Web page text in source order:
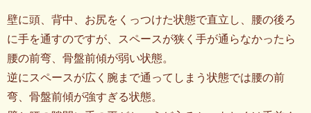
壁に頭、背中、お尻をくっつけた状態で直立し、腰の後ろ
に手を通すのですが、スペースが狭く手が通らなかったら
腰の前弯、骨盤前傾が弱い状態。
逆にスペースが広く腕まで通ってしまう状態では腰の前
弯、骨盤前傾が強すぎる状態。